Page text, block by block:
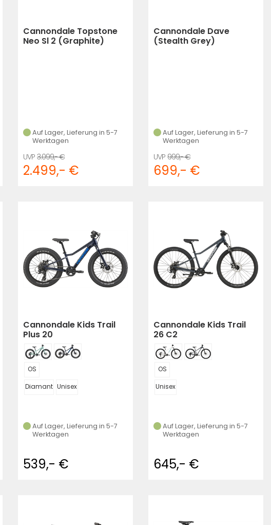
Cannondale Topstone
Neo Sl 2 (Graphite)
Auf Lager, Lieferung in 5-7
Werktagen
3.099,- €
2.499,- €
Cannondale Dave
(Stealth Grey)
Auf Lager, Lieferung in 5-7
Werktagen
999,- €
699,- €
Cannondale Kids Trail
Plus 20
OS
Diamant Unisex
Auf Lager, Lieferung in 5-7
Werktagen
539,- €
Cannondale Kids Trail
26 C2
OS
Unisex
Auf Lager, Lieferung in 5-7
Werktagen
645,- €